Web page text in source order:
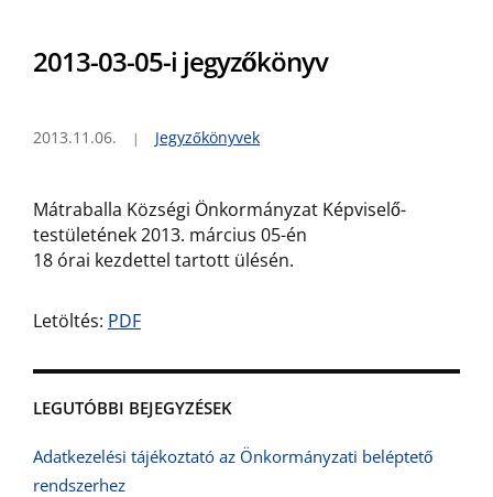
LEGUTÓBBI BEJEGYZÉSEK
Adatkezelési tájékoztató az Önkormányzati beléptető
rendszerhez
2013-03-05-i jegyzőkönyv
2013.11.06. Jegyzőkönyvek
Mátraballa Községi Önkormányzat Képviselő-
testületének 2013. március 05-én
18 órai kezdettel tartott ülésén.
Letöltés: PDF